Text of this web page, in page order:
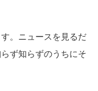
。ニュースを見るだ
ず知らずのうちにそ